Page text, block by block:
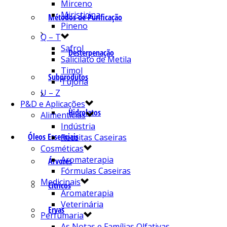
Métodos de Purificação
Desterpenação
Subprodutos
Hidrolatos
Óleos Essenciais
Árvores
Cítricos
Ervas
Mirceno
Miristicina
Pineno
Q – T
Safrol
Salicilato de Metila
Timol
Tujona
U – Z
P&D e Aplicações
Alimentícias
Indústria
Receitas Caseiras
Cosméticas
Aromaterapia
Fórmulas Caseiras
Medicinais
Aromaterapia
Veterinária
Perfumaria